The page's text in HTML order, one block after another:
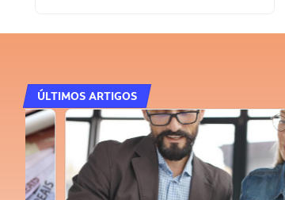
ÚLTIMOS ARTIGOS